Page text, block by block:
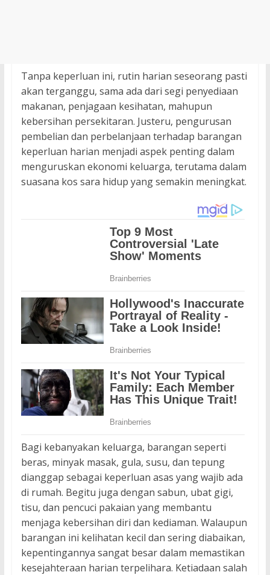
Tanpa keperluan ini, rutin harian seseorang pasti
akan terganggu, sama ada dari segi penyediaan
makanan, penjagaan kesihatan, mahupun
kebersihan persekitaran. Justeru, pengurusan
pembelian dan perbelanjaan terhadap barangan
keperluan harian menjadi aspek penting dalam
menguruskan ekonomi keluarga, terutama dalam
suasana kos sara hidup yang semakin meningkat.
Bagi kebanyakan keluarga, barangan seperti
beras, minyak masak, gula, susu, dan tepung
dianggap sebagai keperluan asas yang wajib ada
di rumah. Begitu juga dengan sabun, ubat gigi,
tisu, dan pencuci pakaian yang membantu
menjaga kebersihan diri dan kediaman. Walaupun
barangan ini kelihatan kecil dan sering diabaikan,
kepentingannya sangat besar dalam memastikan
kesejahteraan harian terpelihara. Ketiadaan salah